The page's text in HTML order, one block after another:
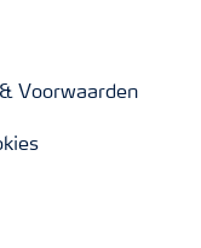
Voorwaarden